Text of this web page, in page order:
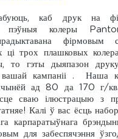
каб друк на
пэўныя колеры
фірмовым
ці трох плашковых
то гэты дыяпазон
вашай кампаніі . Наша
ад 80 да 170 г/
сваю ілюстрацыю з
Калі ў вас ёсць
карпаратыўнага
для забеспячэння